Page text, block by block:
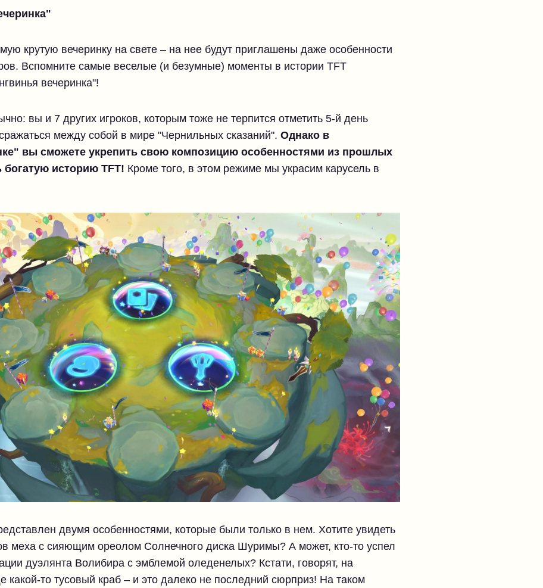
крутую вечеринку на свете – на нее будут приглашены даже особенности
Вспомните самые веселые (и безумные) моменты в истории TFT
вечеринка"!
вы и 7 других игроков, которым тоже не терпится отметить 5-й день
между собой в мире "Чернильных сказаний". Однако в
вы сможете укрепить свою композицию особенностями из прошлых
историю TFT! Кроме того, в этом режиме мы украсим карусель в
двумя особенностями, которые были только в нем. Хотите увидеть
меха с сияющим ореолом Солнечного диска Шуримы? А может, кто-то успел
дуэлянта Волибира с эмблемой оледенелых? Кстати, говорят, на
какой-то тусовый краб – и это далеко не последний сюрприз! На таком